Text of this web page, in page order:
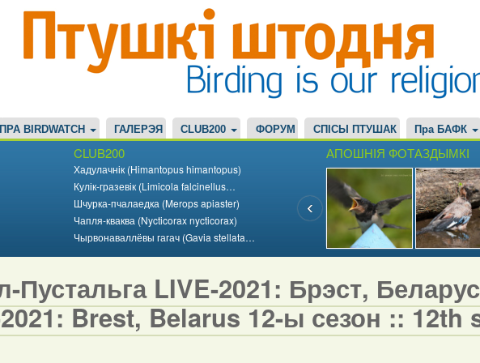
ПРА BIRDWATCH ГАЛЕРЭЯ CLUB200 ФОРУМ СПІСЫ ПТУШАК Пра БАФК
CLUB200
Хадулачнік (Himantopus himantopus)
Кулік-гразевік (Limicola falcinellus…
Шчурка-пчалаедка (Merops apiaster)
Чапля-кваква (Nycticorax nycticorax)
Чырвонаваллёвы гагач (Gavia stellata…
АПОШНІЯ ФОТАЗДЫМКІ
Пустальга LIVE-2021: Брэст,
Brest, Belarus 12-ы сезон :: 12th